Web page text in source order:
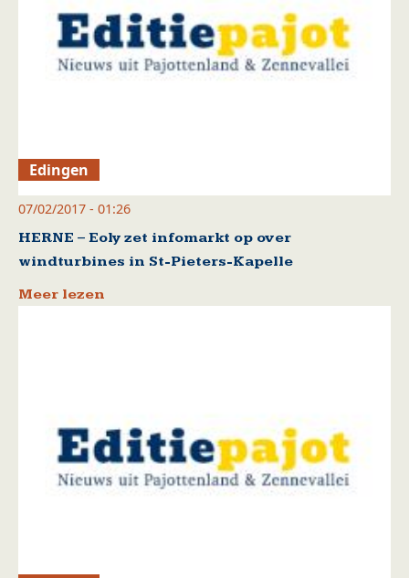
Edingen
07/02/2017 - 01:26
HERNE – Eoly zet infomarkt op over
windturbines in St-Pieters-Kapelle
Meer lezen